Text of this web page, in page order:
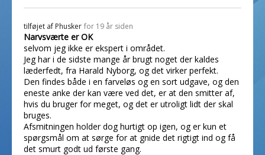
tilføjet af Phusker for 19 år siden
Narvsværte er OK
selvom jeg ikke er ekspert i området.
Jeg har i de sidste mange år brugt noget der kaldes
læderfedt, fra Harald Nyborg, og det virker perfekt.
Den findes både i en farveløs og en sort udgave, og den
eneste anke der kan være ved det, er at den smitter af,
hvis du bruger for meget, og det er utroligt lidt der skal
bruges.
Afsmitningen holder dog hurtigt op igen, og er kun et
spørgsmål om at sørge for at gnide det rigtigt ind og få
det smurt godt ud første gang.